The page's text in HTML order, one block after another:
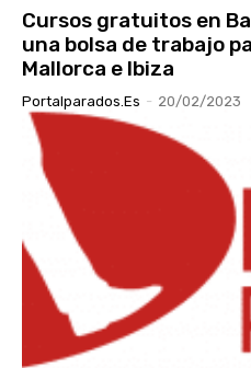
Cursos gratuitos en
una bolsa de trabajo
Mallorca e Ibiza
Portalparados.es - 20/02/2023